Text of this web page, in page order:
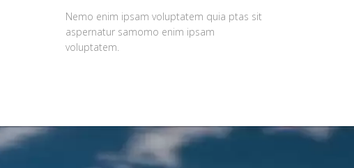
Nemo enim ipsam voluptatem quia ptas sit
aspernatur samomo enim ipsam
voluptatem.